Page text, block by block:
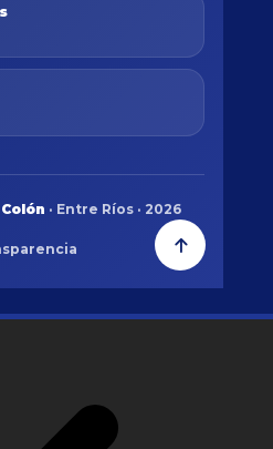
· Entre Ríos · 2026